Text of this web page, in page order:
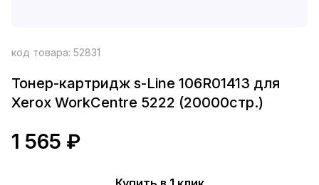
код товара: 52831
Тонер-картридж s-Line 106R01413 для
Xerox WorkCentre 5222 (20000стр.)
1 565 ₽